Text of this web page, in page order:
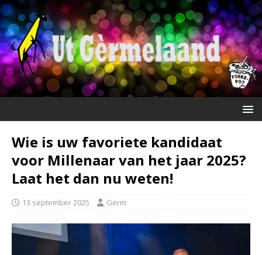
Wie is uw favoriete kandidaat
voor Millenaar van het jaar 2025?
Laat het dan nu weten!
13 september 2025 Germ